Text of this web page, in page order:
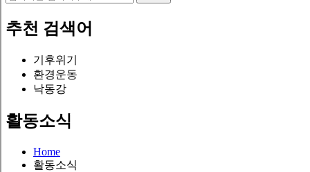
추천 검색어
기후위기
환경운동
낙동강
활동소식
Home
활동소식